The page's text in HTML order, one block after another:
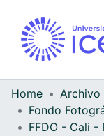
Home
FFDO - Cali -